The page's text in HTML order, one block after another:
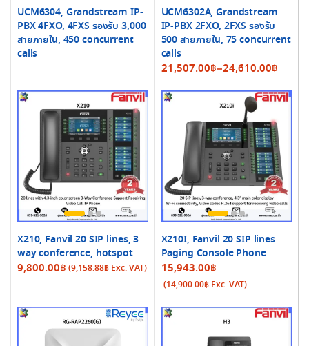
UCM6304, Grandstream IP-
PBX 4FXO, 4FXS รองรับ 3,000
สายภายใน, 450 concurrent
calls
UCM6302A, Grandstream
IP-PBX 2FXO, 2FXS รองรับ
500 สายภายใน, 75 concurrent
calls
21,507.00฿–24,610.00฿
Price
range:
21,507.00฿
through
24,610.00฿
X210, Fanvil 20 SIP lines, 3-
way conference, hotspot
9,800.00฿ (9,158.88฿ Exc. VAT)
X210I, Fanvil 20 SIP lines
Paging Console Phone
15,943.00฿
(14,900.00฿Exc. VAT)